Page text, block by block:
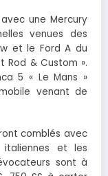
une Mercury
venues des
et le Ford A du
Rod & Custom ».
5 « Le Mans »
venant de
comblés avec
italiennes et les
sont à